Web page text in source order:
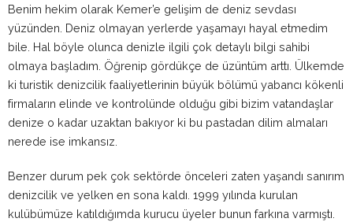
Benim hekim olarak Kemer’e gelişim de deniz sevdası
yüzünden. Deniz olmayan yerlerde yaşamayı hayal etmedim
bile. Hal böyle olunca denizle ilgili çok detaylı bilgi sahibi
olmaya başladım. Öğrenip gördükçe de üzüntüm arttı. Ülkemde
ki turistik denizcilik faaliyetlerinin büyük bölümü yabancı kökenli
firmaların elinde ve kontrolünde olduğu gibi bizim vatandaşlar
denize o kadar uzaktan bakıyor ki bu pastadan dilim almaları
nerede ise imkansız.
Benzer durum pek çok sektörde önceleri zaten yaşandı sanırım
denizcilik ve yelken en sona kaldı. 1999 yılında kurulan
kulübümüze katıldığımda kurucu üyeler bunun farkına varmıştı.